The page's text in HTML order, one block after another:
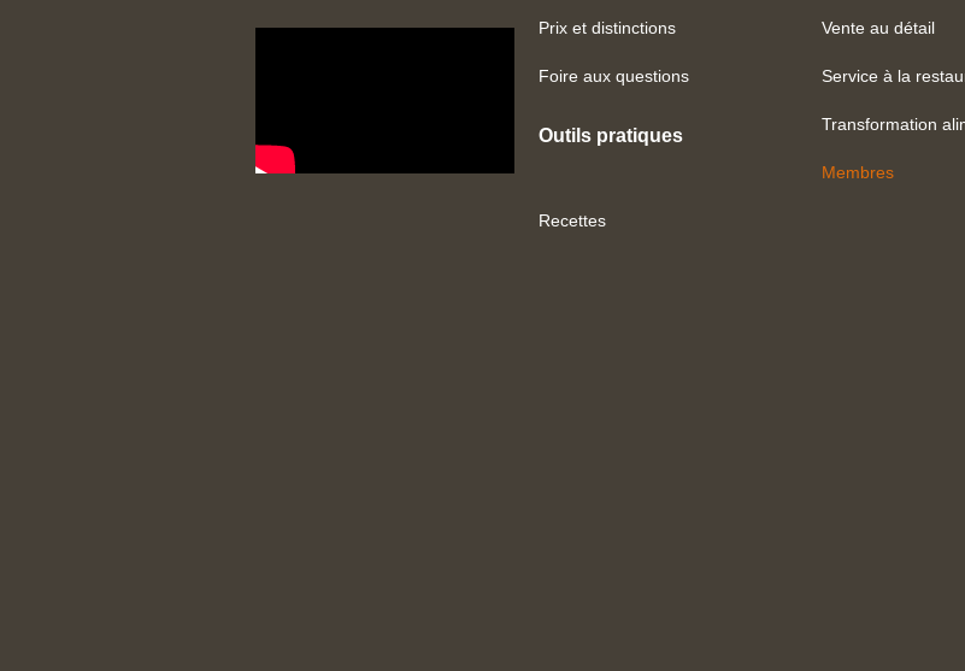
Prix et distinctions
Foire aux questions
Outils pratiques
Recettes
Vente au détail
Service à la
Transformation
Membres